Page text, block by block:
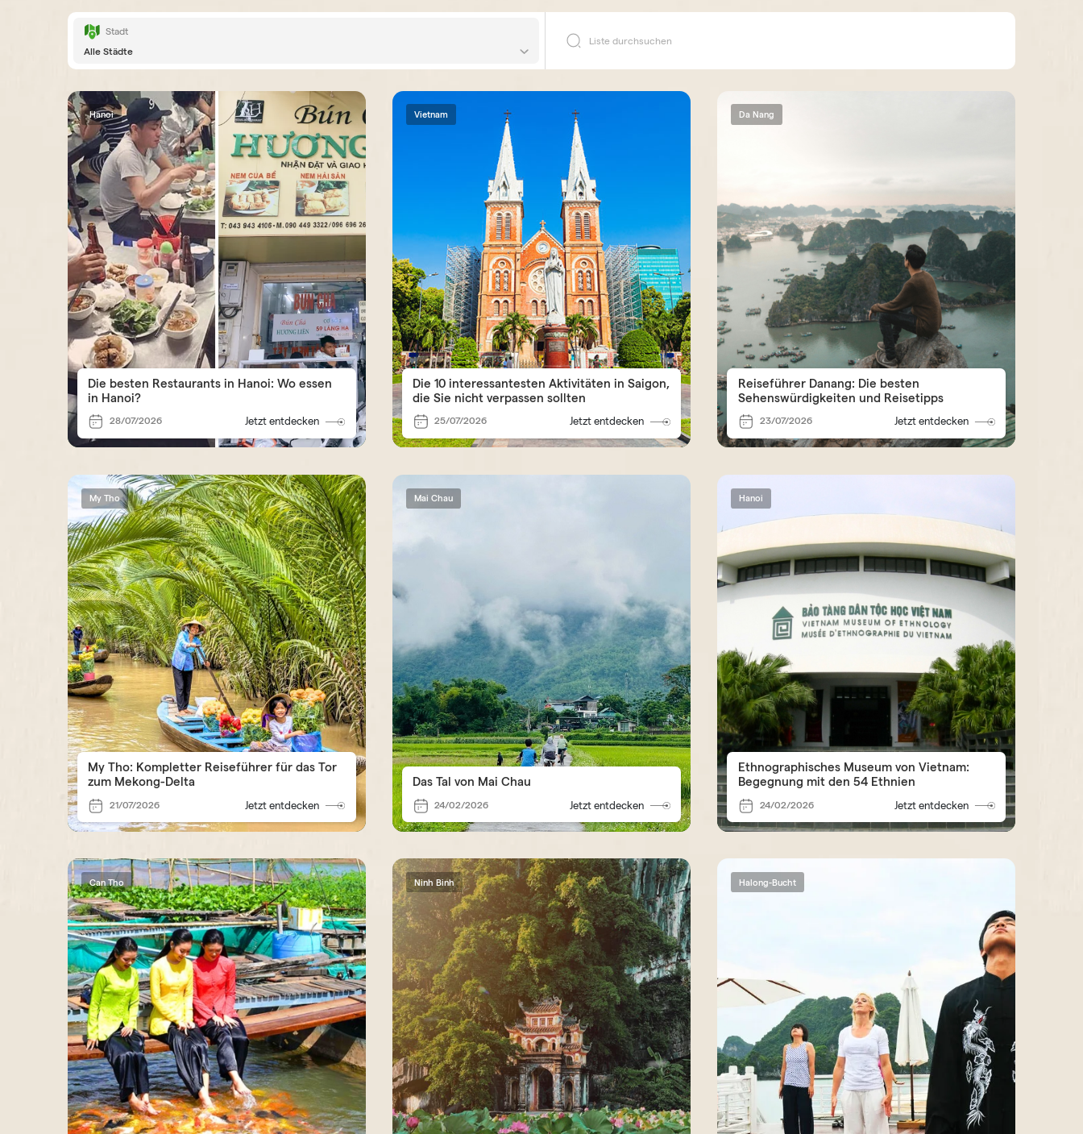
Stadt
Alle Städte
Hanoi
Die besten Restaurants in Hanoi: Wo essen
in Hanoi?
28/07/2026 Jetzt entdecken
Vietnam
Die 10 interessantesten Aktivitäten in Saigon,
die Sie nicht verpassen sollten
25/07/2026 Jetzt entdecken
Da Nang
Reiseführer Danang: Die besten
Sehenswürdigkeiten und Reisetipps
23/07/2026 Jetzt entdecken
My Tho
My Tho: Kompletter Reiseführer für das Tor
zum Mekong-Delta
21/07/2026 Jetzt entdecken
Mai Chau
Das Tal von Mai Chau
24/02/2026 Jetzt entdecken
Hanoi
Ethnographisches Museum von Vietnam:
Begegnung mit den 54 Ethnien
24/02/2026 Jetzt entdecken
Can Tho Ninh Binh Halong-Bucht